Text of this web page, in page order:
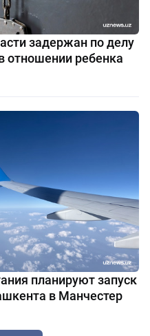
задержан по делу
отношении ребенка
планируют запуск
в Манчестер